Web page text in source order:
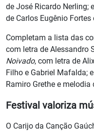
de José Ricardo Nerling; e
de Carlos Eugênio
Completam a lista das
com letra de Alessandro
Noivado, com letra de
Filho e Gabriel Mafalda; e
Ramiro Grethe e melodia
Festival valoriza
O Carijo da Canção